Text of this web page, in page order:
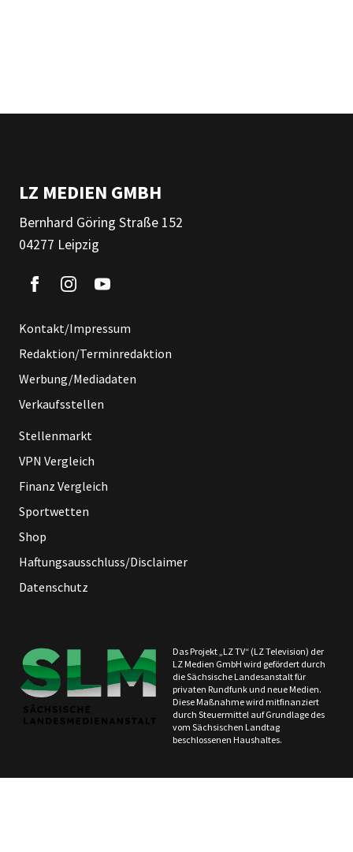
LZ MEDIEN GMBH
Bernhard Göring Straße 152
04277 Leipzig
Kontakt/Impressum
Redaktion/Terminredaktion
Werbung/Mediadaten
Verkaufsstellen
Stellenmarkt
VPN Vergleich
Finanz Vergleich
Sportwetten
Shop
Haftungsausschluss/Disclaimer
Datenschutz
Das Projekt „LZ TV“ (LZ Television) der
LZ Medien GmbH wird gefördert durch
die Sächsische Landesanstalt für
privaten Rundfunk und neue Medien.
Diese Maßnahme wird mitfinanziert
durch Steuermittel auf Grundlage des
vom Sächsischen Landtag
beschlossenen Haushaltes.